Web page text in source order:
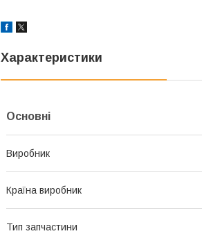
Характеристики
Основні
Виробник
Країна виробник
Тип запчастини